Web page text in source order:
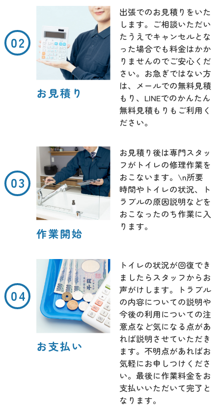
お見積り
出張でのお見積りをいた
します。ご相談いただい
たうえでキャンセルとな
った場合でも料金はかか
りませんのでご安心くだ
さい。お急ぎではない方
は、メールでの無料見積
もり、LINEでのかんたん
無料見積もりもご利用く
ださい。
作業開始
お見積り後は専門スタッ
フがトイレの修理作業を
おこないます。\n所要
時間やトイレの状況、ト
ラブルの原因説明などを
おこなったのち作業に入
ります。
お支払い
トイレの状況が回復でき
ましたらスタッフからお
声がけします。トラブル
の内容についての説明や
今後の利用についての注
意点など気になる点があ
れば説明させていただき
ます。不明点があればお
気軽にお申しつけくださ
い。最後に作業料金をお
支払いいただいて完了と
なります。